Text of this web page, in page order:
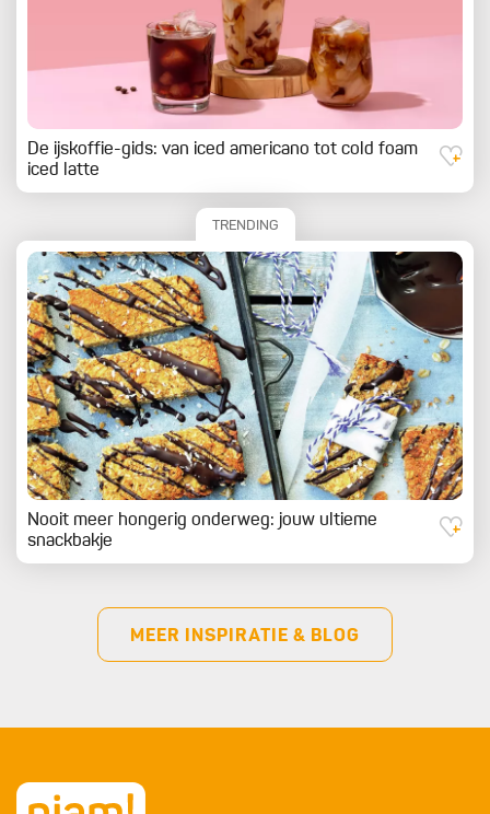
De ijskoffie-gids: van iced americano tot cold foam
iced latte
TRENDING
Nooit meer hongerig onderweg: jouw ultieme
snackbakje
MEER INSPIRATIE & BLOG